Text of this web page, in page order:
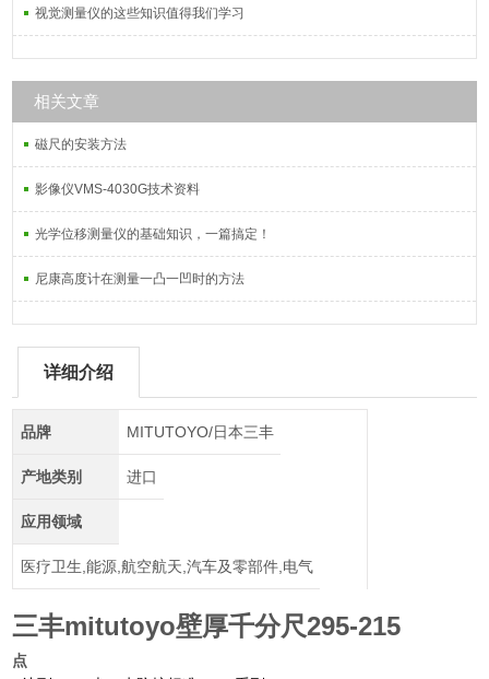
视觉测量仪的这些知识值得我们学习
相关文章
磁尺的安装方法
影像仪VMS-4030G技术资料
光学位移测量仪的基础知识，一篇搞定！
尼康高度计在测量一凸一凹时的方法
详细介绍
品牌 MITUTOYO/日本三丰
产地类别 进口
应用领域
医疗卫生,能源,航空航天,汽车及零部件,电气
三丰mitutoyo壁厚千分尺295-215
点